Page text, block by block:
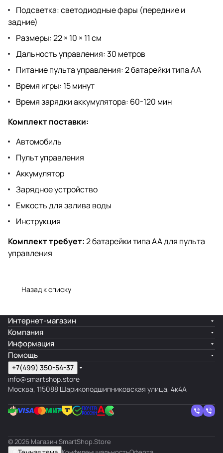
Подсветка: светодиодные фары (передние и
задние)
Размеры: 22 × 10 × 11 см
Дальность управления: 30 метров
Питание пульта управления: 2 батарейки типа АА
Время игры: 15 минут
Время зарядки аккумулятора: 60-120 мин
Комплект поставки:
Автомобиль
Пульт управления
Аккумулятор
Зарядное устройство
Емкость для залива воды
Инструкция
Комплект требует:2 батарейки типа АА для пульта
управления
Назад к списку
Интернет-магазин
Компания
Информация
Помощь
+7(499) 350-54-37
info@smartshop.store
Москва, 115088 Шарикоподшипниковская улица, 4к4А
© 2026 Магазин SmartShop.Store